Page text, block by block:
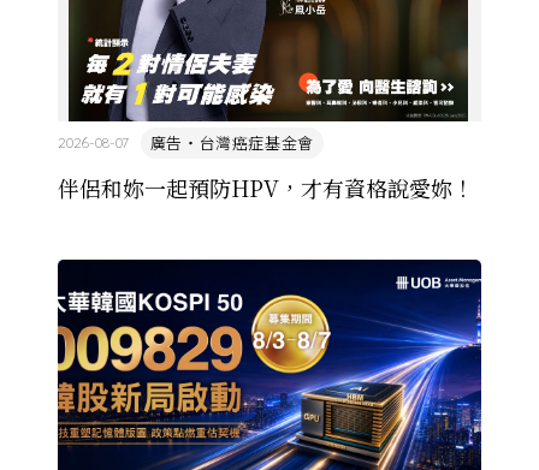
伴侶和妳一起預防HPV，才有資格說愛妳！
廣告・台灣癌症基金會
2026-08-07